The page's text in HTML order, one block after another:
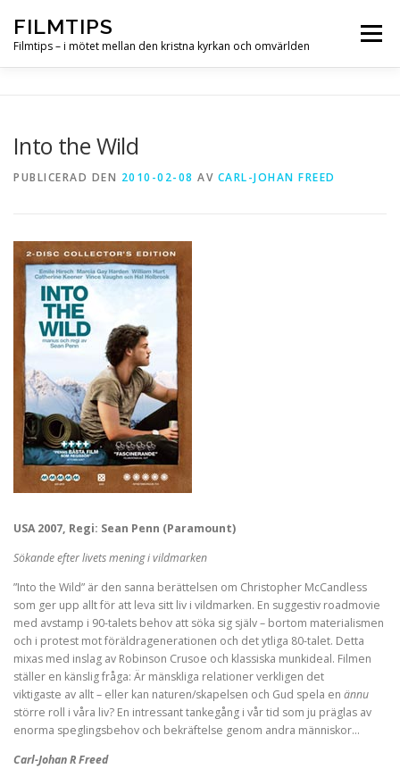
innehåll
FILMTIPS
Filmtips – i mötet mellan den kristna kyrkan och omvärlden
Meny
Into the Wild
PUBLICERAD DEN 2010-02-08 AV CARL-JOHAN FREED
USA 2007, Regi: Sean Penn (Paramount)
Sökande efter livets mening i vildmarken
”Into the Wild” är den sanna berättelsen om Christopher McCandless
som ger upp allt för att leva sitt liv i vildmarken. En suggestiv roadmovie
med avstamp i 90-talets behov att söka sig själv – bortom materialismen
och i protest mot föräldragenerationen och det ytliga 80-talet. Detta
mixas med inslag av Robinson Crusoe och klassiska munkideal. Filmen
ställer en känslig fråga: Är mänskliga relationer verkligen det
viktigaste av allt – eller kan naturen/skapelsen och Gud spela en ännu
större roll i våra liv? En intressant tankegång i vår tid som ju präglas av
enorma speglingsbehov och bekräftelse genom andra människor…
Carl-Johan R Freed